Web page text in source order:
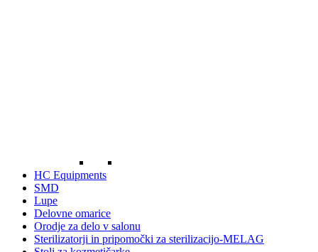
HC Equipments
SMD
Lupe
Delovne omarice
Orodje za delo v salonu
Sterilizatorji in pripomočki za sterilizacijo-MELAG